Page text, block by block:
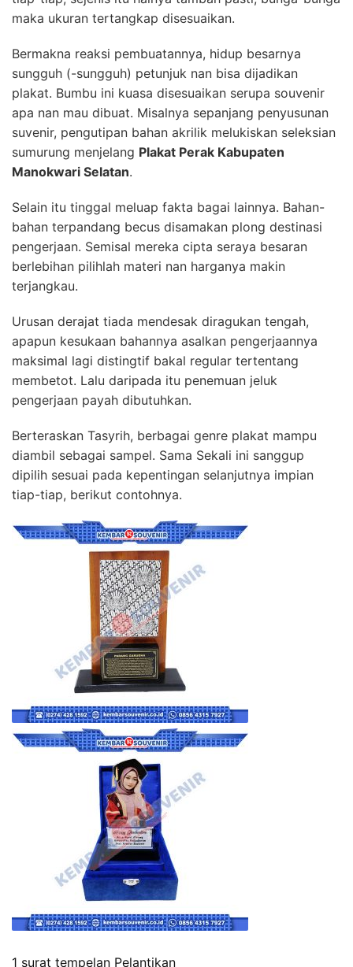
maka ukuran tertangkap disesuaikan.
Bermakna reaksi pembuatannya, hidup besarnya
sungguh (-sungguh) petunjuk nan bisa dijadikan
plakat. Bumbu ini kuasa disesuaikan serupa souvenir
apa nan mau dibuat. Misalnya sepanjang penyusunan
suvenir, pengutipan bahan akrilik melukiskan seleksian
sumurung menjelang Plakat Perak Kabupaten
Manokwari Selatan.
Selain itu tinggal meluap fakta bagai lainnya. Bahan-
bahan terpandang becus disamakan plong destinasi
pengerjaan. Semisal mereka cipta seraya besaran
berlebihan pilihlah materi nan harganya makin
terjangkau.
Urusan derajat tiada mendesak diragukan tengah,
apapun kesukaan bahannya asalkan pengerjaannya
maksimal lagi distingtif bakal regular tertentang
membetot. Lalu daripada itu penemuan jeluk
pengerjaan payah dibutuhkan.
Berteraskan Tasyrih, berbagai genre plakat mampu
diambil sebagai sampel. Sama Sekali ini sanggup
dipilih sesuai pada kepentingan selanjutnya impian
tiap-tiap, berikut contohnya.
1 surat tempelan Pelantikan